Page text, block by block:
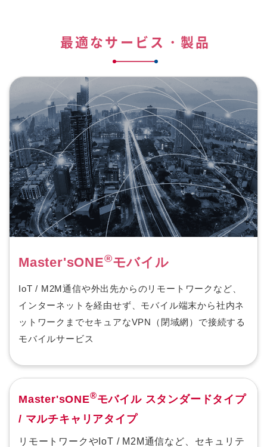
最適なサービス・製品
Master'sONE®モバイル
IoT / M2M通信や外出先からのリモートワークなど、
インターネットを経由せず、モバイル端末から社内ネ
ットワークまでセキュアなVPN（閉域網）で接続する
モバイルサービス
Master'sONE®モバイル スタンダードタイプ
/ マルチキャリアタイプ
リモートワークやIoT / M2M通信など、セキュリテ